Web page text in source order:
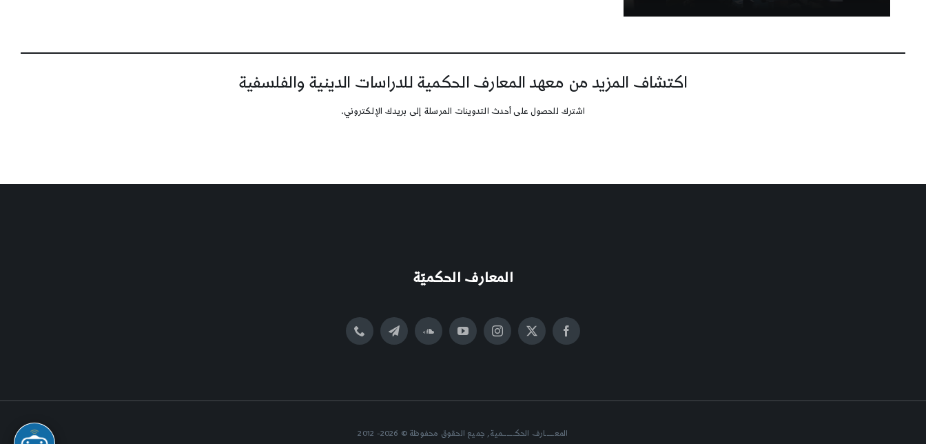
اكتشاف المزيد من معهد المعارف الحكمية للدراسات الدينية والفلسفية
اشترك للحصول على أحدث التدوينات المرسلة إلى بريدك الإلكتروني.
المعارف الحكميّة
المعــــــارف الحكــــــــمية, جميع الحقوق محفوظة © 2026- 2012